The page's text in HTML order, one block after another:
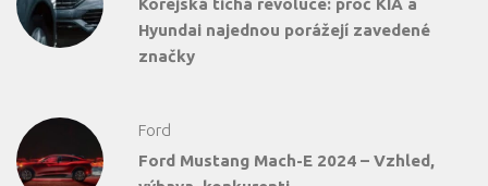
Korejská tichá revoluce: proč KIA a
Hyundai najednou porážejí zavedené
značky
Ford
Ford Mustang Mach-E 2024 – Vzhled,